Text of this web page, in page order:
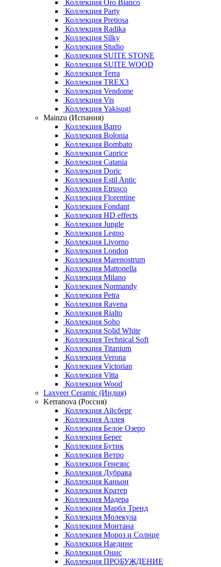
Коллекция Oro Bianco
Коллекция Party
Коллекция Pretiosa
Коллекция Radika
Коллекция Silky
Коллекция Studio
Коллекция SUITE STONE
Коллекция SUITE WOOD
Коллекция Terra
Коллекция TREX3
Коллекция Vendome
Коллекция Vis
Коллекция Yakisugi
Mainzu (Испания)
Коллекция Barro
Коллекция Bolonia
Коллекция Bombato
Коллекция Caprice
Коллекция Catania
Коллекция Doric
Коллекция Estil Antic
Коллекция Etrusco
Коллекция Florentine
Коллекция Fondant
Коллекция HD effects
Коллекция Jungle
Коллекция Legno
Коллекция Livorno
Коллекция London
Коллекция Marenostrum
Коллекция Mattonella
Коллекция Milano
Коллекция Normandy
Коллекция Petra
Коллекция Ravena
Коллекция Rialto
Коллекция Soho
Коллекция Solid White
Коллекция Technical Soft
Коллекция Titanium
Коллекция Verona
Коллекция Victorian
Коллекция Vitta
Коллекция Wood
Laxveer Ceramic (Индия)
Kerranova (Россия)
Коллекция Айсберг
Коллекция Аллея
Коллекция Белое Озеро
Коллекция Берег
Коллекция Бутик
Коллекция Ветро
Коллекция Генезис
Коллекция Дубрава
Коллекция Каньон
Коллекция Кратер
Коллекция Мадера
Коллекция Марбл Тренд
Коллекция Молекула
Коллекция Монтана
Коллекция Мороз и Солнце
Коллекция Наедине
Коллекция Онис
Коллекция ПРОБУЖДЕНИЕ